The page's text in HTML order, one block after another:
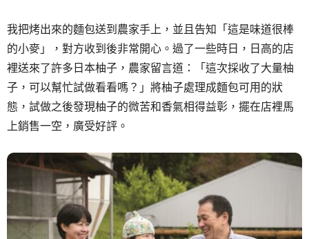
我把烤出來的麵包送到農家手上，並且告知「這是味道很棒
的小麥」，對方收到後非常開心。過了一些時日，日高的店
裡送來了許多日本柚子，農家留言道：「這次採收了大量柚
子，可以幫忙試做看看嗎？」將柚子處理成麵包可用的狀
態，試做之後發現柚子的微苦和香氣相得益彰，擺在店裡馬
上銷售一空，廣受好評。